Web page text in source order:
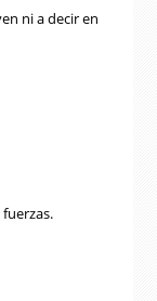
ni a decir en